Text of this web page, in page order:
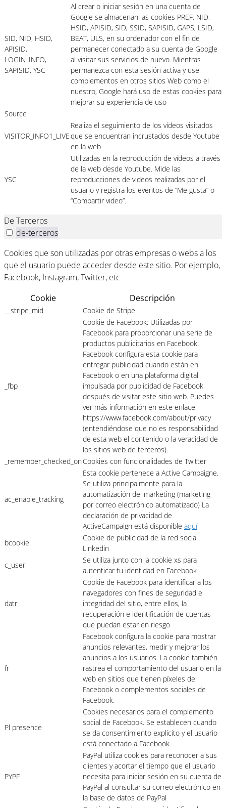
SID, NID, HSID,
APISID,
LOGIN_INFO,
SAPISID, YSC
Al crear o iniciar sesión en una cuenta de
Google se almacenan las cookies PREF, NID,
HSID, APISID, SID, SSID, SAPISID, GAPS, LSID,
BEAT, ULS, en su ordenador con el fin de
permanecer conectado a su cuenta de Google
al visitar sus servicios de nuevo. Mientras
permanezca con esta sesión activa y use
complementos en otros sitios Web como el
nuestro, Google hará uso de estas cookies para
mejorar su experiencia de uso
Source
VISITOR_INFO1_LIVE
Realiza el seguimiento de los vídeos visitados
que se encuentran incrustados desde Youtube
en la web
YSC
Utilizadas en la reproducción de vídeos a través
de la web desde Youtube. Mide las
reproducciones de videos realizadas por el
usuario y registra los eventos de “Me gusta” o
“Compartir video”.
De Terceros
de-terceros
Cookies que son utilizadas por otras empresas o webs a los
que el usuario puede acceder desde este sitio. Por ejemplo,
Facebook, Instagram, Twitter, etc
Cookie
Descripción
__stripe_mid Cookie de Stripe
_fbp
Cookie de Facebook: Utilizadas por
Facebook para proporcionar una serie de
productos publicitarios en Facebook.
Facebook configura esta cookie para
entregar publicidad cuando están en
Facebook o en una plataforma digital
impulsada por publicidad de Facebook
después de visitar este sitio web. Puedes
ver más información en este enlace
https://www.facebook.com/about/privacy
(entendiéndose que no es responsabilidad
de esta web el contenido o la veracidad de
los sitios web de terceros).
_remember_checked_onCookies con funcionalidades de Twitter
ac_enable_tracking
Esta cookie pertenece a Active Campaigne.
Se utiliza principalmente para la
automatización del marketing (marketing
por correo electrónico automatizado) La
declaración de privacidad de
ActiveCampaign está disponible aquí
bcookie
Cookie de publicidad de la red social
Linkedin
c_user
Se utiliza junto con la cookie xs para
autenticar tu identidad en Facebook
datr
Cookie de Facebook para identificar a los
navegadores con fines de seguridad e
integridad del sitio, entre ellos, la
recuperación e identificación de cuentas
que puedan estar en riesgo
fr
Facebook configura la cookie para mostrar
anuncios relevantes, medir y mejorar los
anuncios a los usuarios. La cookie también
rastrea el comportamiento del usuario en la
web en sitios que tienen píxeles de
Facebook o complementos sociales de
Facebook.
Pl presence
Cookies necesarios para el complemento
social de Facebook. Se establecen cuando
se da consentimiento explícito y el usuario
está conectado a Facebook.
PYPF
PayPal utiliza cookies para reconocer a sus
clientes y acortar el tiempo que el usuario
necesita para iniciar sesión en su cuenta de
PayPal al consultar su correo electrónico en
la base de datos de PayPal